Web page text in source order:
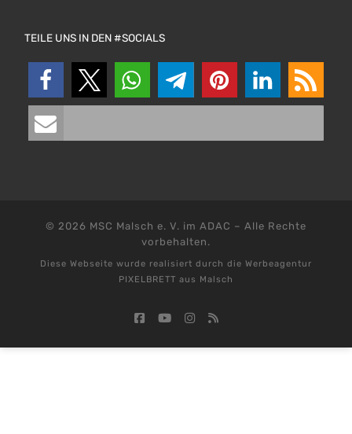
TEILE UNS IN DEN #SOCIALS
© 2026 MSC Malsch e. V. im ADAC – Alle Rechte
vorbehalten.
Diese Webseite wurde realisiert durch die Werbeagentur
PIXELBRETT aus Malsch